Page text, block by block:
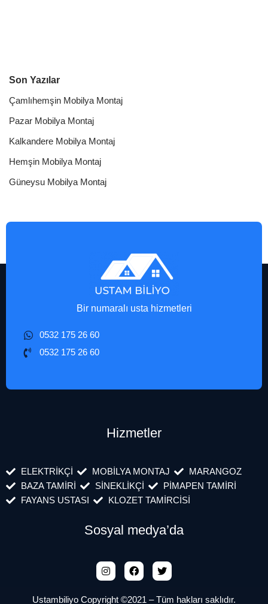
Son Yazılar
Çamlıhemşin Mobilya Montaj
Pazar Mobilya Montaj
Kalkandere Mobilya Montaj
Hemşin Mobilya Montaj
Güneysu Mobilya Montaj
Bir numaralı usta hizmetleri
0532 175 26 60
0532 175 26 60
Hizmetler
ELEKTRİKÇİ MOBİLYA MONTAJ
MARANGOZ
BAZA TAMİRİ
SİNEKLİKÇİ
PİMAPEN TAMİRİ
FAYANS USTASI
KLOZET TAMİRCİSİ
Sosyal medya’da
Ustambiliyo Copyright ©2021 – Tüm hakları saklıdır.